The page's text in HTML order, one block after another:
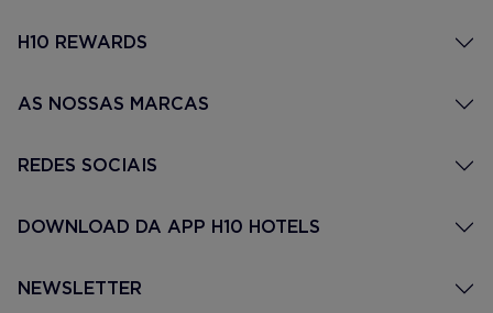
H10 REWARDS
AS NOSSAS MARCAS
REDES SOCIAIS
DOWNLOAD DA APP H10 HOTELS
NEWSLETTER